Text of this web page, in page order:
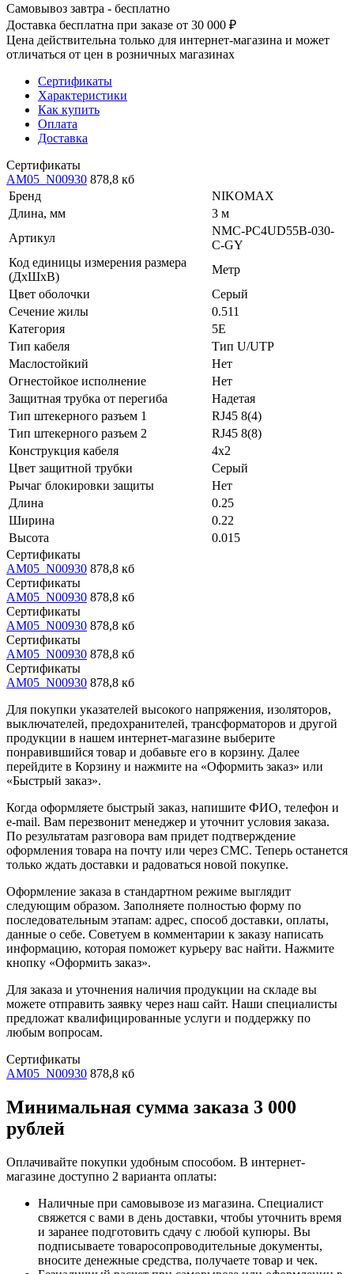
Самовывоз завтра - бесплатно
Доставка бесплатна при заказе от 30 000 ₽
Цена действительна только для интернет-магазина и может
отличаться от цен в розничных магазинах
Сертификаты
Характеристики
Как купить
Оплата
Доставка
Сертификаты
AM05_N00930 878,8 кб
Бренд
NIKOMAX
Длина, мм
3 м
Артикул
NMC-PC4UD55B-030-
C-GY
Код единицы измерения размера
(ДхШхВ)
Метр
Цвет оболочки
Серый
Сечение жилы
0.511
Категория
5E
Тип кабеля
Тип U/UTP
Маслостойкий
Нет
Огнестойкое исполнение
Нет
Защитная трубка от перегиба
Надетая
Тип штекерного разъем 1
RJ45 8(4)
Тип штекерного разъем 2
RJ45 8(8)
Конструкция кабеля
4x2
Цвет защитной трубки
Серый
Рычаг блокировки защиты
Нет
Длина
0.25
Ширина
0.22
Высота
0.015
Сертификаты
AM05_N00930 878,8 кб
Сертификаты
AM05_N00930 878,8 кб
Сертификаты
AM05_N00930 878,8 кб
Сертификаты
AM05_N00930 878,8 кб
Сертификаты
AM05_N00930 878,8 кб
Для покупки указателей высокого напряжения, изоляторов,
выключателей, предохранителей, трансформаторов и другой
продукции в нашем интернет-магазине выберите
понравившийся товар и добавьте его в корзину. Далее
перейдите в Корзину и нажмите на «Оформить заказ» или
«Быстрый заказ».
Когда оформляете быстрый заказ, напишите ФИО, телефон и
e-mail. Вам перезвонит менеджер и уточнит условия заказа.
По результатам разговора вам придет подтверждение
оформления товара на почту или через СМС. Теперь останется
только ждать доставки и радоваться новой покупке.
Оформление заказа в стандартном режиме выглядит
следующим образом. Заполняете полностью форму по
последовательным этапам: адрес, способ доставки, оплаты,
данные о себе. Советуем в комментарии к заказу написать
информацию, которая поможет курьеру вас найти. Нажмите
кнопку «Оформить заказ».
Для заказа и уточнения наличия продукции на складе вы
можете отправить заявку через наш сайт. Наши специалисты
предложат квалифицированные услуги и поддержку по
любым вопросам.
Сертификаты
AM05_N00930 878,8 кб
Минимальная сумма заказа 3 000
рублей
Оплачивайте покупки удобным способом. В интернет-
магазине доступно 2 варианта оплаты:
Наличные при самовывозе из магазина. Специалист
свяжется с вами в день доставки, чтобы уточнить время
и заранее подготовить сдачу с любой купюры. Вы
подписываете товаросопроводительные документы,
вносите денежные средства, получаете товар и чек.